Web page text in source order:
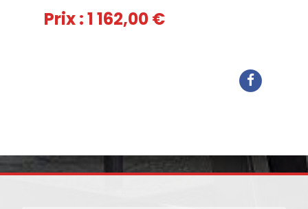
Prix : 1 162,00 €